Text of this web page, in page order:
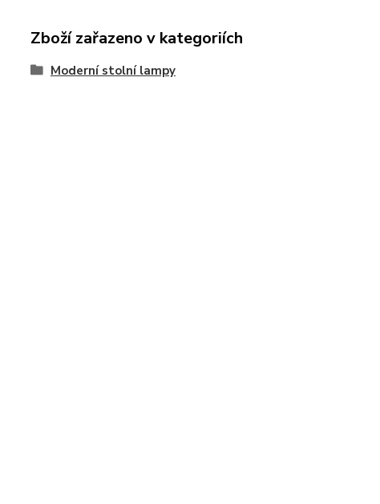
Zboží zařazeno v kategoriích
Moderní stolní lampy